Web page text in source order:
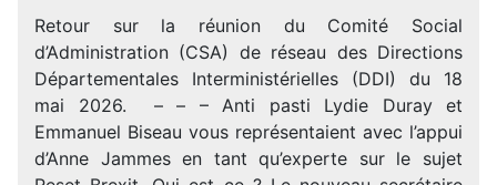
Retour sur la réunion du Comité Social
d’Administration (CSA) de réseau des Directions
Départementales Interministérielles (DDI) du 18
mai 2026. – – – Anti pasti Lydie Duray et
Emmanuel Biseau vous représentaient avec l’appui
d’Anne Jammes en tant qu’experte sur le sujet